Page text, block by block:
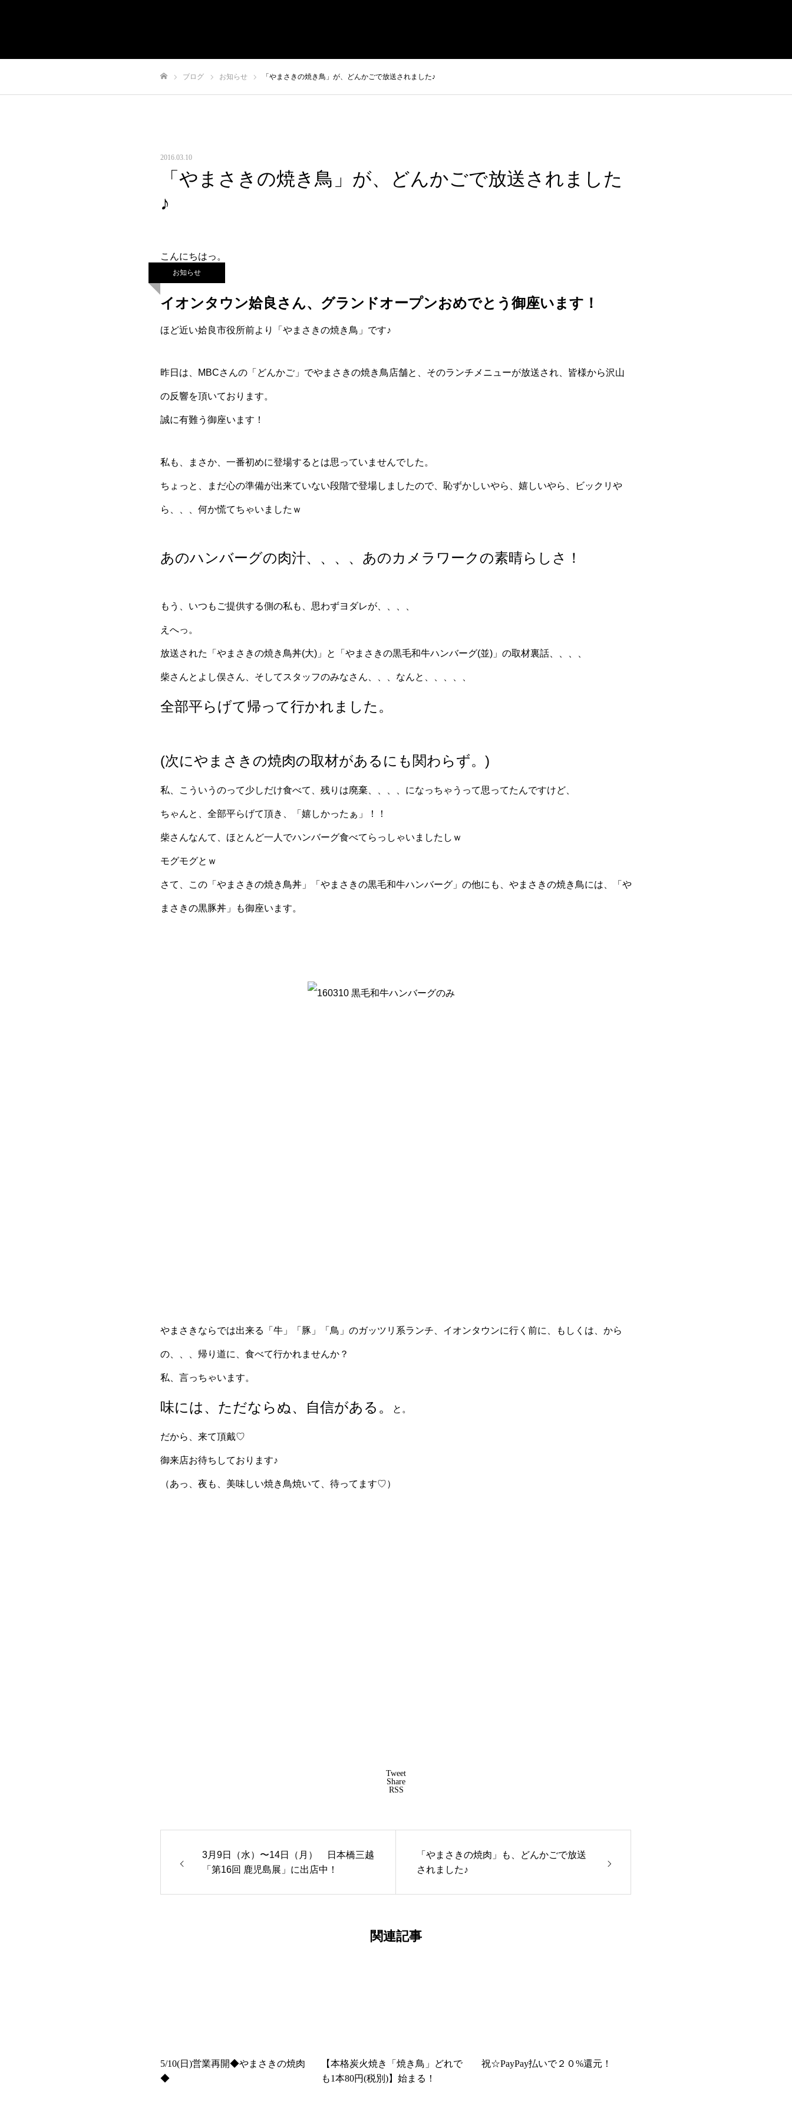
ブログ お知らせ 「やまさきの焼き鳥」が、どんかごで放送されました♪
2016.03.10
「やまさきの焼き鳥」が、どんかごで放送されました
♪
お知らせ
こんにちはっ。
イオンタウン姶良さん、グランドオープンおめでとう御座います！
ほど近い姶良市役所前より「やまさきの焼き鳥」です♪
昨日は、MBCさんの「どんかご」でやまさきの焼き鳥店舗と、そのランチメニューが放送され、皆様から沢山
の反響を頂いております。
誠に有難う御座います！
私も、まさか、一番初めに登場するとは思っていませんでした。
ちょっと、まだ心の準備が出来ていない段階で登場しましたので、恥ずかしいやら、嬉しいやら、ビックリや
ら、、、何か慌てちゃいましたｗ
あのハンバーグの肉汁、、、、あのカメラワークの素晴らしさ！
もう、いつもご提供する側の私も、思わずヨダレが、、、、
えへっ。
放送された「やまさきの焼き鳥丼(大)」と「やまさきの黒毛和牛ハンバーグ(並)」の取材裏話、、、、
柴さんとよし俣さん、そしてスタッフのみなさん、、、なんと、、、、、
全部平らげて帰って行かれました。
(次にやまさきの焼肉の取材があるにも関わらず。)
私、こういうのって少しだけ食べて、残りは廃棄、、、、になっちゃうって思ってたんですけど、
ちゃんと、全部平らげて頂き、「嬉しかったぁ」！！
柴さんなんて、ほとんど一人でハンバーグ食べてらっしゃいましたしｗ
モグモグとｗ
さて、この「やまさきの焼き鳥丼」「やまさきの黒毛和牛ハンバーグ」の他にも、やまさきの焼き鳥には、「や
まさきの黒豚丼」も御座います。
やまさきならでは出来る「牛」「豚」「鳥」のガッツリ系ランチ、イオンタウンに行く前に、もしくは、から
の、、、帰り道に、食べて行かれませんか？
私、言っちゃいます。
味には、ただならぬ、自信がある。 と。
だから、来て頂戴♡
御来店お待ちしております♪
（あっ、夜も、美味しい焼き鳥焼いて、待ってます♡）
Tweet
Share
RSS
3月9日（水）〜14日（月） 日本橋三越
「第16回 鹿児島展」に出店中！
「やまさきの焼肉」も、どんかごで放送
されました♪
関連記事
5/10(日)営業再開◆やまさきの焼肉
◆
【本格炭火焼き「焼き鳥」どれで
も1本80円(税別)】始まる！
祝☆PayPay払いで２０%還元！